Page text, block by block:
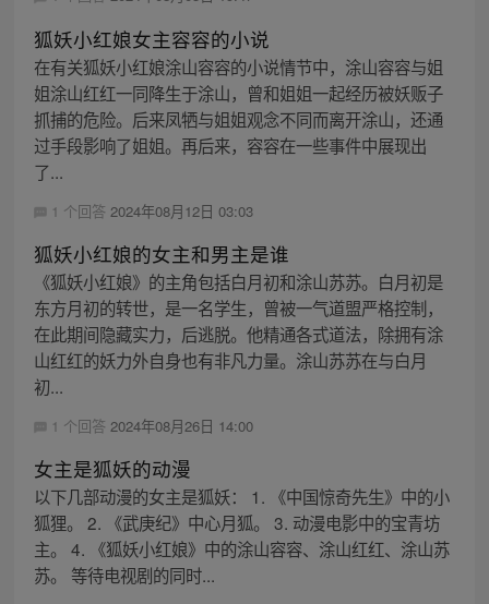
狐妖小红娘女主容容的小说
在有关狐妖小红娘涂山容容的小说情节中，涂山容容与姐
姐涂山红红一同降生于涂山，曾和姐姐一起经历被妖贩子
抓捕的危险。后来凤牺与姐姐观念不同而离开涂山，还通
过手段影响了姐姐。再后来，容容在一些事件中展现出
了...
1 个回答 2024年08月12日 03:03
狐妖小红娘的女主和男主是谁
《狐妖小红娘》的主角包括白月初和涂山苏苏。白月初是
东方月初的转世，是一名学生，曾被一气道盟严格控制，
在此期间隐藏实力，后逃脱。他精通各式道法，除拥有涂
山红红的妖力外自身也有非凡力量。涂山苏苏在与白月
初...
1 个回答 2024年08月26日 14:00
女主是狐妖的动漫
以下几部动漫的女主是狐妖： 1. 《中国惊奇先生》中的小
狐狸。 2. 《武庚纪》中心月狐。 3. 动漫电影中的宝青坊
主。 4. 《狐妖小红娘》中的涂山容容、涂山红红、涂山苏
苏。 等待电视剧的同时...